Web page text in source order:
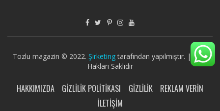
Tozlu magazin © 2022. Şirketingtarafından yapılmıştır. | Tüm
Hakları Saklıdır
HAKKIMIZDA GIZLILIK POLITIKASI GIZLILIK
REKLAM VERIN
İLETIŞIM